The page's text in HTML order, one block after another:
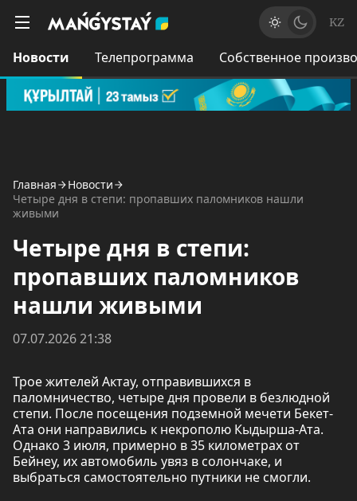
KZ
Новости Телепрограмма Собственное
Главная
Новости
Четыре дня в степи: пропавших паломников нашли
живыми
Четыре дня в степи:
пропавших паломников
нашли живыми
07.07.2026 21:38
Трое жителей Актау, отправившихся в
паломничество, четыре дня провели в безлюдной
степи. После посещения подземной мечети Бекет-
Ата они направились к некрополю Кыдырша-Ата.
Однако 3 июля, примерно в 35 километрах от
Бейнеу, их автомобиль увяз в солончаке, и
выбраться самостоятельно путники не смогли.